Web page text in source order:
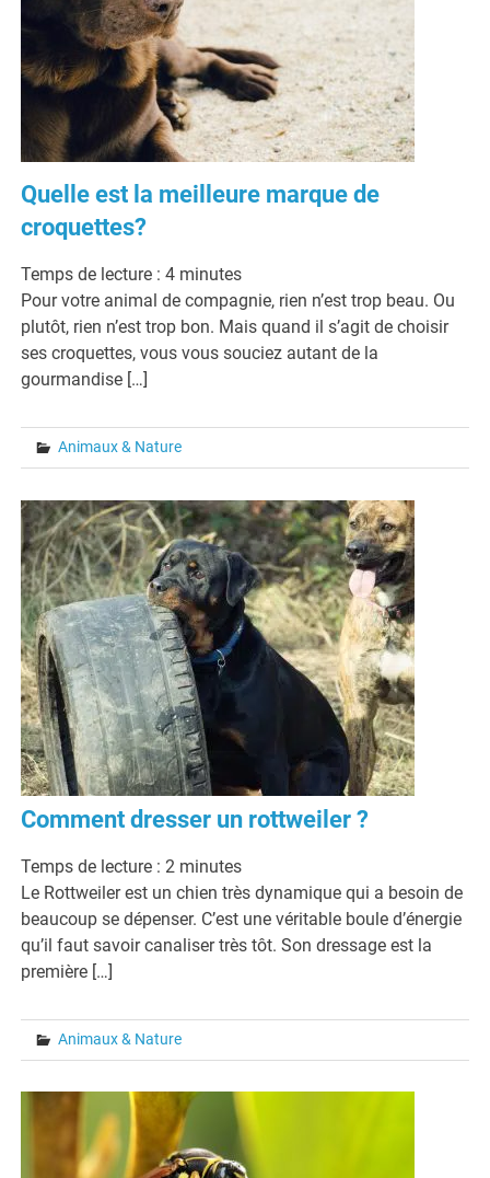
Quelle est la meilleure marque de
croquettes?
Temps de lecture :4 minutes
Pour votre animal de compagnie, rien n’est trop beau. Ou
plutôt, rien n’est trop bon. Mais quand il s’agit de choisir
ses croquettes, vous vous souciez autant de la
gourmandise […]
Animaux & Nature
Comment dresser un rottweiler ?
Temps de lecture : 2 minutes
Le Rottweiler est un chien très dynamique qui a besoin de
beaucoup se dépenser. C’est une véritable boule d’énergie
qu’il faut savoir canaliser très tôt. Son dressage est la
première […]
Animaux & Nature